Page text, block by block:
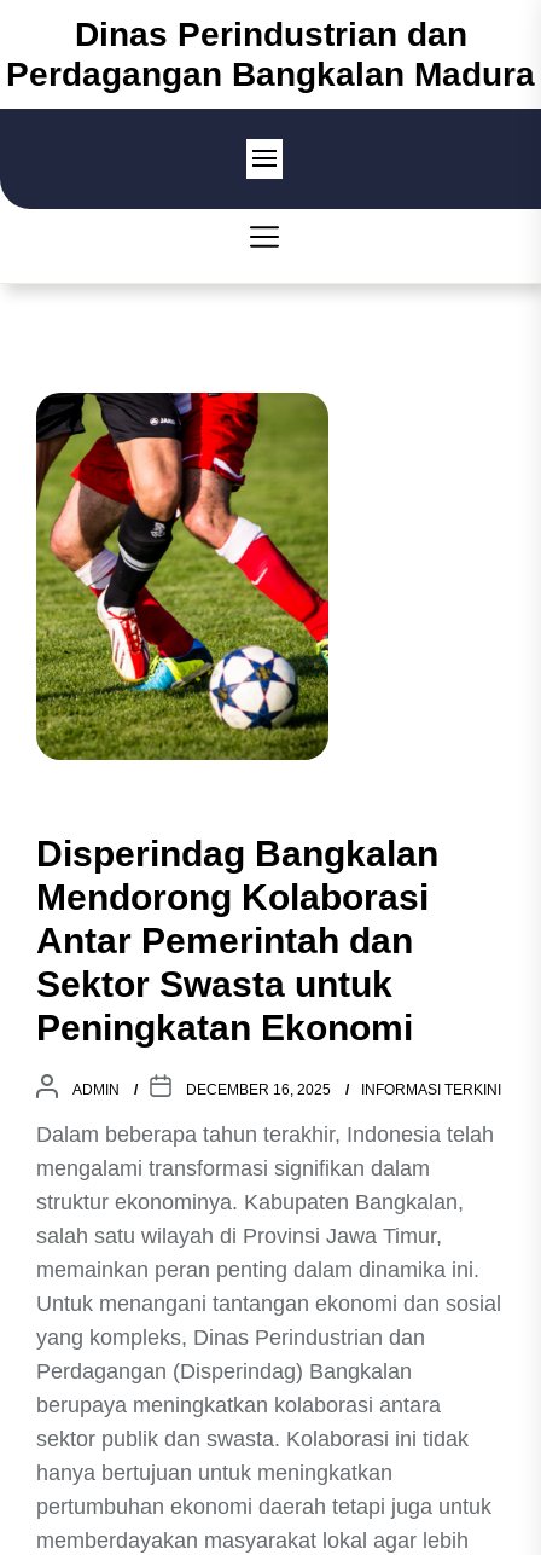
the
content
Dinas Perindustrian dan
Perdagangan Bangkalan Madura
Disperindag Bangkalan
Mendorong Kolaborasi
Antar Pemerintah dan
Sektor Swasta untuk
Peningkatan Ekonomi
ADMIN DECEMBER 16, 2025 INFORMASI TERKINI
Dalam beberapa tahun terakhir, Indonesia telah
mengalami transformasi signifikan dalam
struktur ekonominya. Kabupaten Bangkalan,
salah satu wilayah di Provinsi Jawa Timur,
memainkan peran penting dalam dinamika ini.
Untuk menangani tantangan ekonomi dan sosial
yang kompleks, Dinas Perindustrian dan
Perdagangan (Disperindag) Bangkalan
berupaya meningkatkan kolaborasi antara
sektor publik dan swasta. Kolaborasi ini tidak
hanya bertujuan untuk meningkatkan
pertumbuhan ekonomi daerah tetapi juga untuk
memberdayakan masyarakat lokal agar lebih